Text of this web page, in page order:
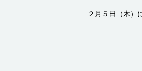
２月５日（木）